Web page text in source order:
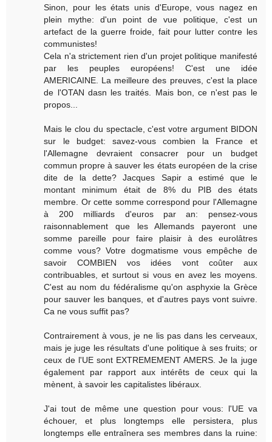
Sinon, pour les états unis d'Europe, vous nagez en
plein mythe: d'un point de vue politique, c'est un
artefact de la guerre froide, fait pour lutter contre les
communistes!
Cela n'a strictement rien d'un projet politique manifesté
par les peuples européens! C'est une idée
AMERICAINE. La meilleure des preuves, c'est la place
de l'OTAN dasn les traités. Mais bon, ce n'est pas le
propos...
Mais le clou du spectacle, c'est votre argument BIDON
sur le budget: savez-vous combien la France et
l'Allemagne devraient consacrer pour un budget
commun propre à sauver les états européen de la crise
dite de la dette? Jacques Sapir a estimé que le
montant minimum était de 8% du PIB des états
membre. Or cette somme correspond pour l'Allemagne
à 200 milliards d'euros par an: pensez-vous
raisonnablement que les Allemands payeront une
somme pareille pour faire plaisir à des eurolâtres
comme vous? Votre dogmatisme vous empêche de
savoir COMBIEN vos idées vont coûter aux
contribuables, et surtout si vous en avez les moyens.
C'est au nom du fédéralisme qu'on asphyxie la Grèce
pour sauver les banques, et d'autres pays vont suivre.
Ca ne vous suffit pas?
Contrairement à vous, je ne lis pas dans les cerveaux,
mais je juge les résultats d'une politique à ses fruits; or
ceux de l'UE sont EXTREMEMENT AMERS. Je la juge
également par rapport aux intérêts de ceux qui la
mènent, à savoir les capitalistes libéraux.
J'ai tout de même une question pour vous: l'UE va
échouer, et plus longtemps elle persistera, plus
longtemps elle entraînera ses membres dans la ruine: